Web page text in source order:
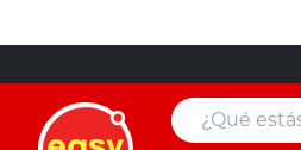
¿Qué estás